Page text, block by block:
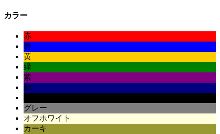
カラー
赤
青
黄
緑
紫
紺
グレー
オフホワイト
カーキ